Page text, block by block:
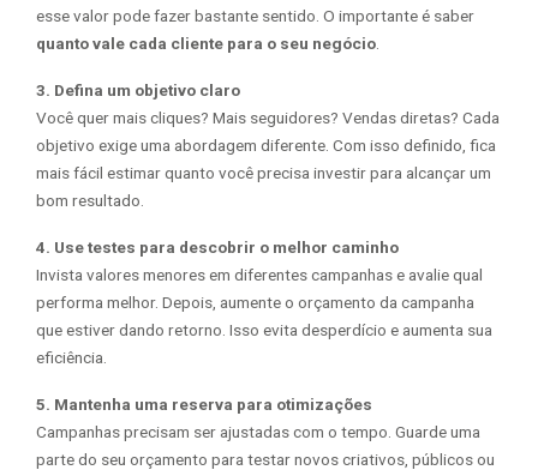
esse valor pode fazer bastante sentido. O importante é saber
quanto vale cada cliente para o seu negócio
3. Defina um objetivo claro
Você quer mais cliques? Mais seguidores? Vendas diretas? Cada
objetivo exige uma abordagem diferente. Com isso definido, fica
mais fácil estimar quanto você precisa investir para alcançar um
bom resultado.
4. Use testes para descobrir o melhor caminho
Invista valores menores em diferentes campanhas e avalie qual
performa melhor. Depois, aumente o orçamento da campanha
que estiver dando retorno. Isso evita desperdício e aumenta sua
eficiência.
5. Mantenha uma reserva para otimizações
Campanhas precisam ser ajustadas com o tempo. Guarde uma
parte do seu orçamento para testar novos criativos, públicos ou